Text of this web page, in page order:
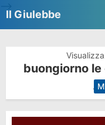
Il Giulebbe
buongiorno
.